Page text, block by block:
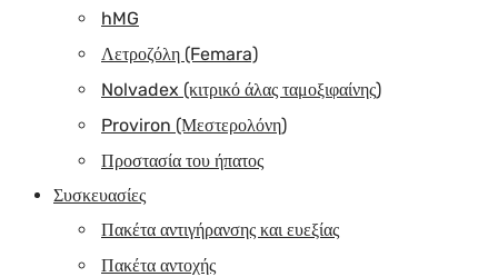
hMG
Λετροζόλη (Femara)
Nolvadex (κιτρικό άλας ταμοξιφαίνης)
Proviron (Μεστερολόνη)
Προστασία του ήπατος
Συσκευασίες
Πακέτα αντιγήρανσης και ευεξίας
Πακέτα αντοχής